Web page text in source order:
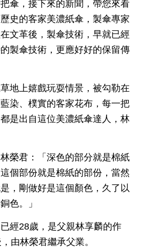
傘，接下來的新聞，帶您來看
史的客家美濃紙傘，製傘專家
文革後，製傘技術，早就已經
製傘技術，更應好好的保留傳
地上嬉戲玩耍情景，被勾勒在
染、樸實的客家花布，每一把
是出自這位美濃紙傘達人，林
榮君：「深色的部分就是棉紙
個部份就是棉紙的部份，當然
，剛做好是這個顏色，久了以
色。」
經28歲，是父親林享麟的作
由林榮君繼承父業。